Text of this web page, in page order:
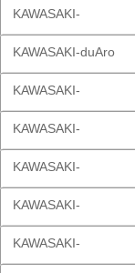
KAWASAKI-
KAWASAKI-duAro
KAWASAKI-
KAWASAKI-
KAWASAKI-
KAWASAKI-
KAWASAKI-